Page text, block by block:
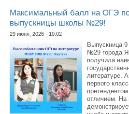
Максимальный балл на ОГЭ
выпускницы школы №29!
29 июня, 2026 - 10:02
Выпускница
№29 города
получила
литературе.
первого
отличием. На